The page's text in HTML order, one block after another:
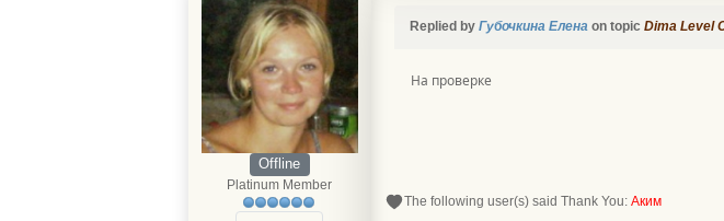
Offline
Platinum Member
Replied by Губочкина Еленаon topic Dima Level
На проверке
The following user(s) said Thank You: Аким